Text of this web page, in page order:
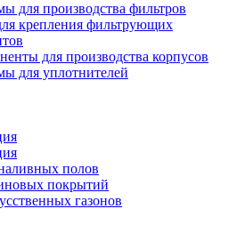
для производства фильтров
крепления фильтрующих
для производства корпусов
для уплотнителей
полов
покрытий
газонов